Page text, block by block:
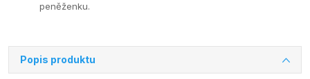
peněženku.
Popis produktu